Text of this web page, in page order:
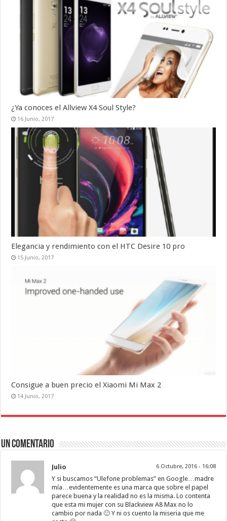
¿Ya conoces el Allview X4 Soul Style?
16 Junio, 2017
Elegancia y rendimiento con el HTC Desire 10 pro
15 Junio, 2017
Consigue a buen precio el Xiaomi Mi Max 2
14 Junio, 2017
Un comentario
Julio 6 Octubre, 2016 - 16:08
Y si buscamos “Ulefone problemas” en Google…madre
mía…evidentemente es una marca que sobre el papel
parece buena y la realidad no es la misma. Lo contenta
que esta mi mujer con su Blackview A8 Max no lo
cambio por nada 🙂 Y ni os cuento la miseria que me